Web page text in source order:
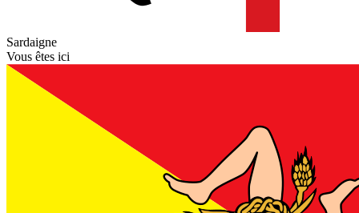
Sardaigne
Vous êtes ici